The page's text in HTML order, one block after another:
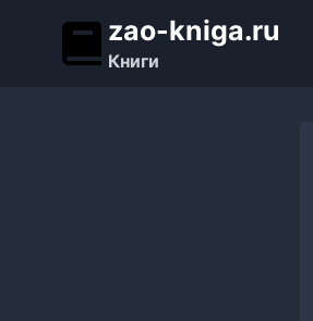
содержимому
zao-kniga.ru
Книги